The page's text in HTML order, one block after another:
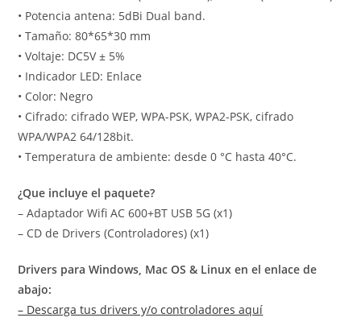
• Potencia antena: 5dBi Dual band.
• Tamaño: 80*65*30 mm
• Voltaje: DC5V ± 5%
• Indicador LED: Enlace
• Color: Negro
• Cifrado: cifrado WEP, WPA-PSK, WPA2-PSK, cifrado
WPA/WPA2 64/128bit.
• Temperatura de ambiente: desde 0 °C hasta 40°C.
¿Que incluye el paquete?
– Adaptador Wifi AC 600+BT USB 5G (x1)
– CD de Drivers (Controladores) (x1)
Drivers para Windows, Mac OS & Linux en el enlace de
abajo:
– Descarga tus drivers y/o controladores aquí